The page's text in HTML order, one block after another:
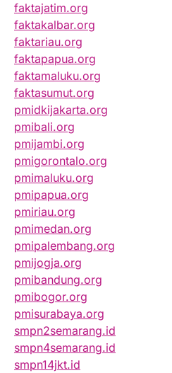
faktajatim.org
faktakalbar.org
faktariau.org
faktapapua.org
faktamaluku.org
faktasumut.org
pmidkijakarta.org
pmibali.org
pmijambi.org
pmigorontalo.org
pmimaluku.org
pmipapua.org
pmiriau.org
pmimedan.org
pmipalembang.org
pmijogja.org
pmibandung.org
pmibogor.org
pmisurabaya.org
smpn2semarang.id
smpn4semarang.id
smpn14jkt.id